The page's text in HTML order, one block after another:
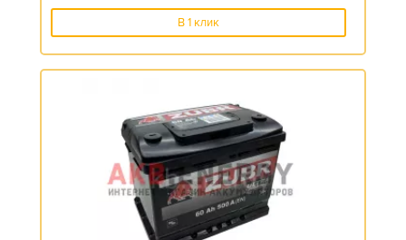
В 1 клик